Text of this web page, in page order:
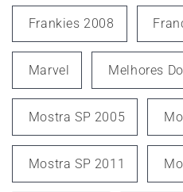
Frankies 2008
Marvel Melhores
Mostra SP 2005
Mostra SP 2011